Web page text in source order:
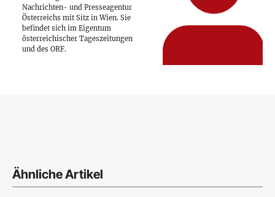
Nachrichten- und Presseagentur
Österreichs mit Sitz in Wien. Sie
befindet sich im Eigentum
österreichischer Tageszeitungen
und des ORF.
Ähnliche Artikel